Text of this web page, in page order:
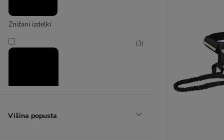
Zelo velik > 45 kg
Znižani izdelki
(3)
Višina popusta